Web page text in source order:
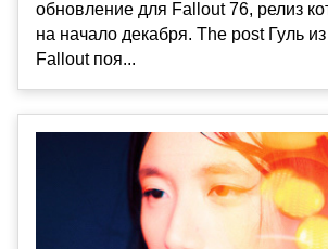
обновление для Fallout 76, релиз
на начало декабря. The post Гуль
Fallout поя...